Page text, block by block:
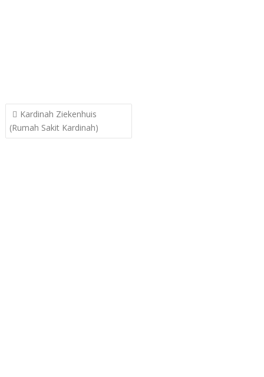
Post
navigation
Kardinah Ziekenhuis
(Rumah Sakit Kardinah)